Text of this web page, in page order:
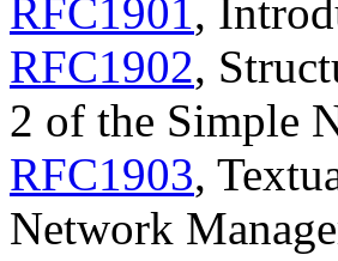
RFC1901,
RFC1902,
2 of the Simple
RFC1903,
Network